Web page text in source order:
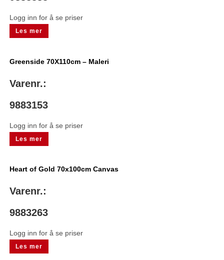
Logg inn for å se priser
Les mer
Greenside 70X110cm – Maleri
Varenr.:
9883153
Logg inn for å se priser
Les mer
Heart of Gold 70x100cm Canvas
Varenr.:
9883263
Logg inn for å se priser
Les mer